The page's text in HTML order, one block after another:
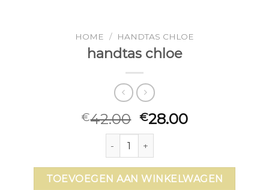
HOME / HANDTAS CHLOE
handtas chloe
€42.00 €28.00
handtas chloe aantal
TOEVOEGEN AAN WINKELWAGEN